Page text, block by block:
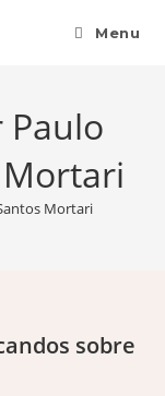
Menu
Paulo
Mortari
Mortari
sobre